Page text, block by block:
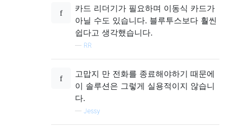
카드 리더기가 필요하며 이동식 카드가
아닐 수도 있습니다. 블루투스보다 훨씬
쉽다고 생각했습니다.
— RR
고맙지 만 전화를 종료해야하기 때문에
이 솔루션은 그렇게 실용적이지 않습니
다.
— Jessy